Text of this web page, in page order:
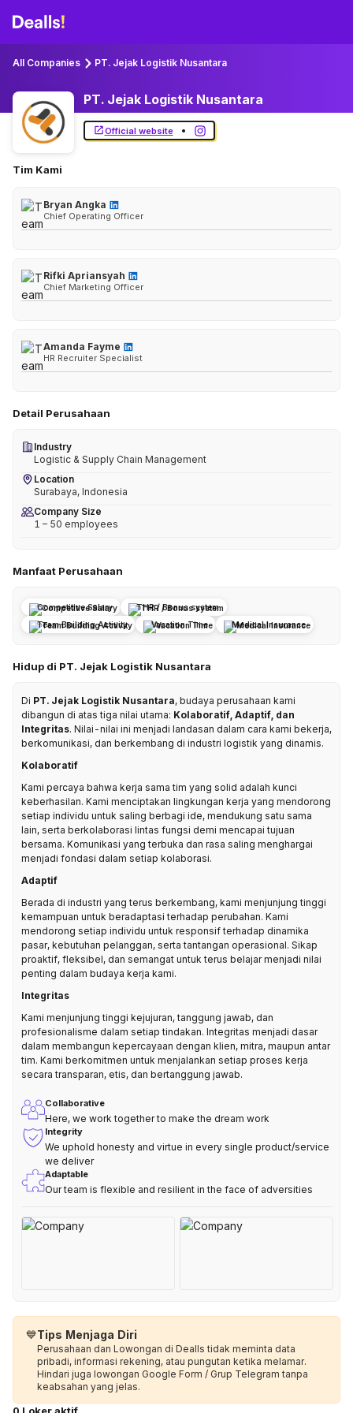
All Companies PT. Jejak Logistik Nusantara
PT. Jejak Logistik Nusantara
Official website •
Tim Kami
Bryan Angka
Chief Operating Officer
Rifki Apriansyah
Chief Marketing Officer
Amanda Fayme
HR Recruiter Specialist
Detail Perusahaan
Industry
Logistic & Supply Chain Management
Location
Surabaya, Indonesia
Company Size
1 – 50 employees
Manfaat Perusahaan
Competitive Salary
THR / Bonus system
Team Building Activity
Vacation Time Medical Insurance
Hidup di PT. Jejak Logistik Nusantara
Di PT. Jejak Logistik Nusantara, budaya perusahaan kami
dibangun di atas tiga nilai utama: Kolaboratif, Adaptif, dan
Integritas. Nilai-nilai ini menjadi landasan dalam cara kami bekerja,
berkomunikasi, dan berkembang di industri logistik yang dinamis.
Kolaboratif
Kami percaya bahwa kerja sama tim yang solid adalah kunci
keberhasilan. Kami menciptakan lingkungan kerja yang mendorong
setiap individu untuk saling berbagi ide, mendukung satu sama
lain, serta berkolaborasi lintas fungsi demi mencapai tujuan
bersama. Komunikasi yang terbuka dan rasa saling menghargai
menjadi fondasi dalam setiap kolaborasi.
Adaptif
Berada di industri yang terus berkembang, kami menjunjung tinggi
kemampuan untuk beradaptasi terhadap perubahan. Kami
mendorong setiap individu untuk responsif terhadap dinamika
pasar, kebutuhan pelanggan, serta tantangan operasional. Sikap
proaktif, fleksibel, dan semangat untuk terus belajar menjadi nilai
penting dalam budaya kerja kami.
Integritas
Kami menjunjung tinggi kejujuran, tanggung jawab, dan
profesionalisme dalam setiap tindakan. Integritas menjadi dasar
dalam membangun kepercayaan dengan klien, mitra, maupun antar
tim. Kami berkomitmen untuk menjalankan setiap proses kerja
secara transparan, etis, dan bertanggung jawab.
Collaborative
Here, we work together to make the dream work
Integrity
We uphold honesty and virtue in every single product/service
we deliver
Adaptable
Our team is flexible and resilient in the face of adversities
💙Tips Menjaga Diri
Perusahaan dan Lowongan di Dealls tidak meminta data
pribadi, informasi rekening, atau pungutan ketika melamar.
Hindari juga lowongan Google Form / Grup Telegram tanpa
keabsahan yang jelas.